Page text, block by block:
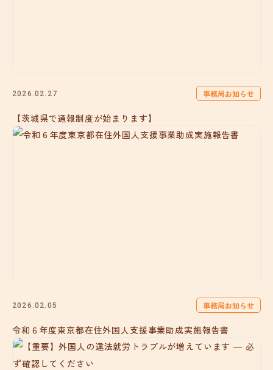
2026.02.27 事務局お知らせ
【茨城県で通報制度が始まります】
2026.02.05 事務局お知らせ
令和６年度東京都在住外国人支援事業助成実施報告書